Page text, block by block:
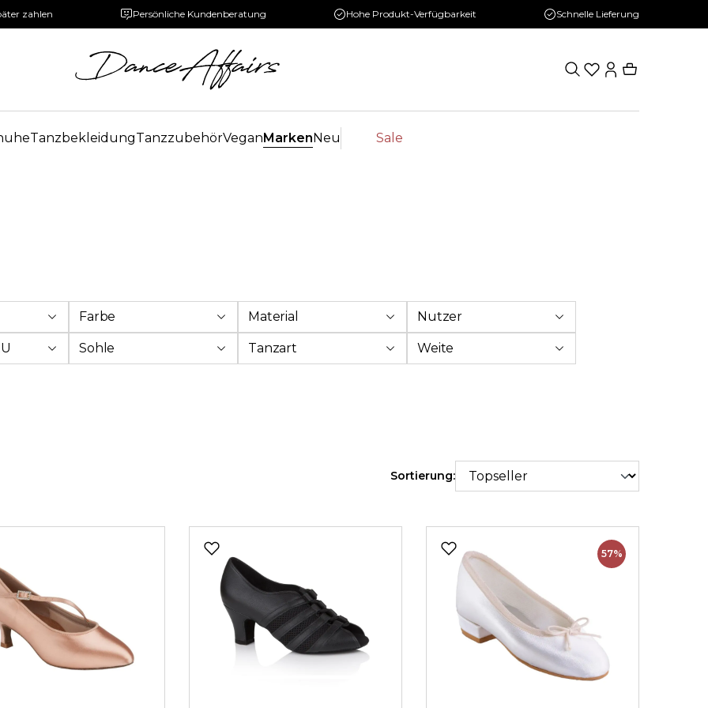
zahlen Persönliche Kundenberatung Hohe Produkt-Verfügbarkeit Schnelle Lieferung
TanzbekleidungTanzzubehörVeganMarkenNeu Sale
Farbe Material Nutzer
Sohle Tanzart Weite
Sortierung:
57%